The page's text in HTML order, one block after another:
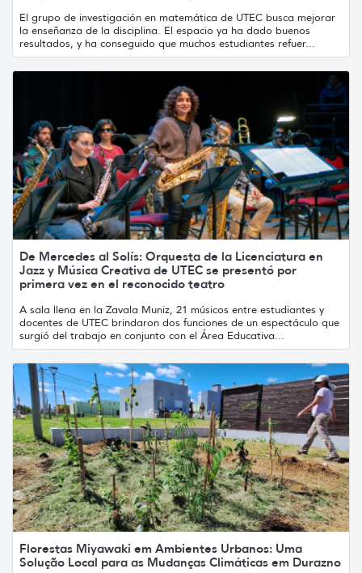
El grupo de investigación en matemática de UTEC busca mejorar
la enseñanza de la disciplina. El espacio ya ha dado buenos
resultados, y ha conseguido que muchos estudiantes refuer...
De Mercedes al Solís: Orquesta de la Licenciatura en
Jazz y Música Creativa de UTEC se presentó por
primera vez en el reconocido teatro
A sala llena en la Zavala Muniz, 21 músicos entre estudiantes y
docentes de UTEC brindaron dos funciones de un espectáculo que
surgió del trabajo en conjunto con el Área Educativa...
Florestas Miyawaki em Ambientes Urbanos: Uma
Solução Local para as Mudanças Climáticas em Durazno